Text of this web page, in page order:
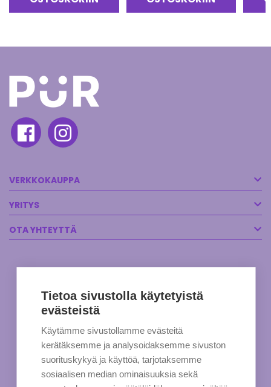
VERKKOKAUPPA
YRITYS
OTA YHTEYTTÄ
Tietoa sivustolla käytetyistä
evästeistä
Käytämme sivustollamme evästeitä
kerätäksemme ja analysoidaksemme sivuston
suorituskykyä ja käyttöä, tarjotaksemme
sosiaalisen median ominaisuuksia sekä